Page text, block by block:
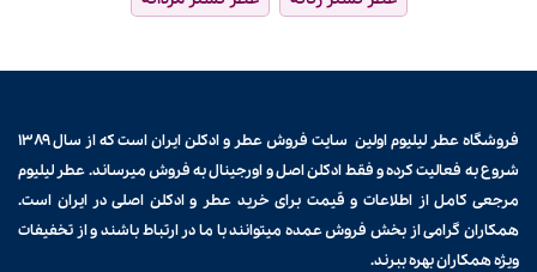
فروشگاه عطر لیلیوم اولین سایت فروشعطر و ادکلن
ایران است که از سال ۱۳۸۹
شروع به فعالیت کرده و فقط ادکلن اصل و اورجینال به فروش میرساند. عطر لیلیوم
مرجعی کامل از اطلاعات و قیمت برایخرید عطر و ادکلن اصلی در ایران است.
همکاران گرامی از بخش فروش عمده میتوانند با ما در ارتباط باشند و از تخفیفات
ویژه همکاران بهره ببرند.